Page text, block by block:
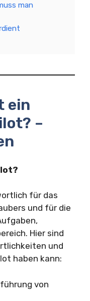
man
ein
–
für das
und für die
Hier sind
und
haben kann:
von